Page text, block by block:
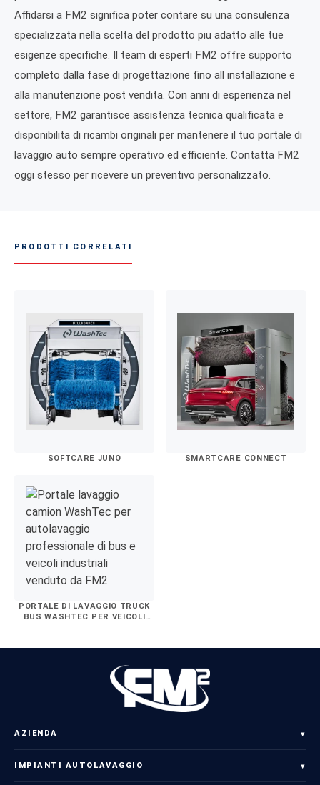
Affidarsi a FM2 significa poter contare su una consulenza
specializzata nella scelta del prodotto piu adatto alle tue
esigenze specifiche. Il team di esperti FM2 offre supporto
completo dalla fase di progettazione fino all installazione e
alla manutenzione post vendita. Con anni di esperienza nel
settore, FM2 garantisce assistenza tecnica qualificata e
disponibilita di ricambi originali per mantenere il tuo portale di
lavaggio auto sempre operativo ed efficiente. Contatta FM2
oggi stesso per ricevere un preventivo personalizzato.
PRODOTTI CORRELATI
SOFTCARE JUNO SMARTCARE CONNECT
PORTALE DI LAVAGGIO TRUCK
BUS WASHTEC PER VEICOLI
AZIENDA ▾
IMPIANTI AUTOLAVAGGIO ▾